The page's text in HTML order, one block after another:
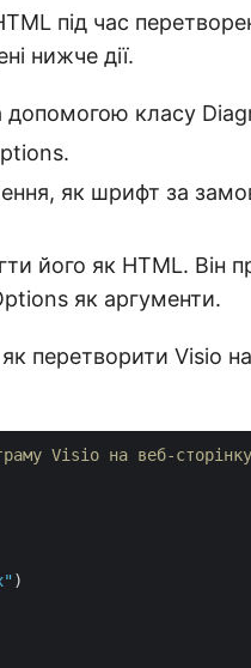
під час
нижче дії.
допомогою класу
як шрифт за
його як HTML. Він
як аргументи.
перетворити Visio
Visio на веб-сторінку
)